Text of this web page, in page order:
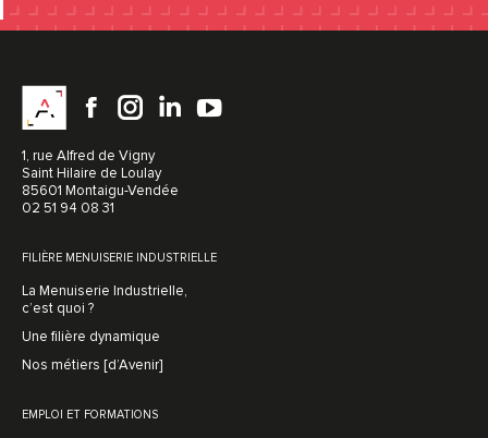
Facebook
instagram
LinkedIn
1, rue Alfred de Vigny
Saint Hilaire de Loulay
85601 Montaigu-Vendée
02 51 94 08 31
FILIÈRE MENUISERIE INDUSTRIELLE
La Menuiserie Industrielle,
c’est quoi ?
Une filière dynamique
Nos métiers [d’Avenir]
EMPLOI ET FORMATIONS